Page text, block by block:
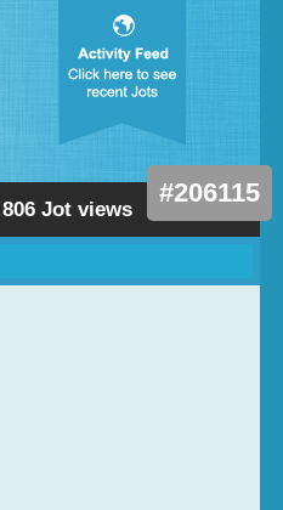
806 Jot views
#206115